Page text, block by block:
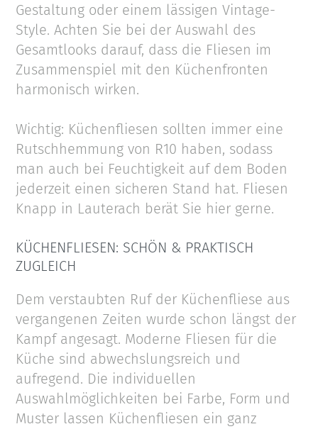
Gestaltung oder einem lässigen Vintage-
Style. Achten Sie bei der Auswahl des
Gesamtlooks darauf, dass die Fliesen im
Zusammenspiel mit den Küchenfronten
harmonisch wirken.
Wichtig: Küchenfliesen sollten immer eine
Rutschhemmung von R10 haben, sodass
man auch bei Feuchtigkeit auf dem Boden
jederzeit einen sicheren Stand hat. Fliesen
Knapp in Lauterach berät Sie hier gerne.
KÜCHENFLIESEN: SCHÖN & PRAKTISCH
ZUGLEICH
Dem verstaubten Ruf der Küchenfliese aus
vergangenen Zeiten wurde schon längst der
Kampf angesagt. Moderne Fliesen für die
Küche sind abwechslungsreich und
aufregend. Die individuellen
Auswahlmöglichkeiten bei Farbe, Form und
Muster lassen Küchenfliesen ein ganz